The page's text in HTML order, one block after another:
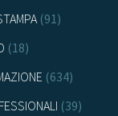
(91)
(18)
(634)
(39)